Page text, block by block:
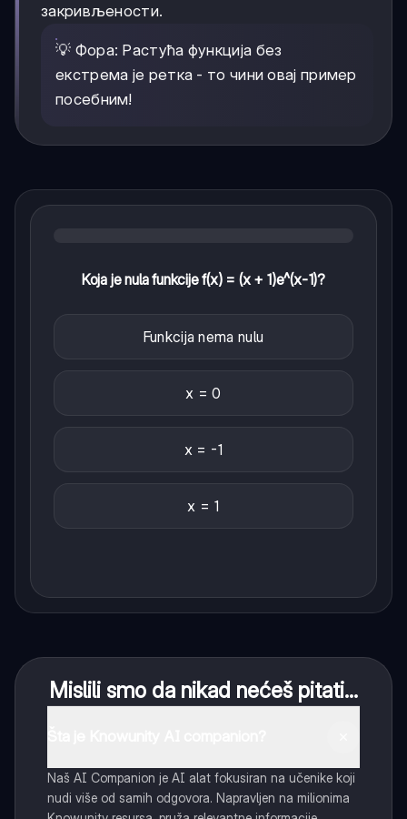
закривљености.
💡 Фора: Растућа функција без
екстрема је ретка - то чини овај пример
посебним!
Koja je nula funkcije f(x) = (x + 1)e^(x-1)?
Funkcija nema nulu
x = 0
x = -1
x = 1
Mislili smo da nikad nećeš pitati...
Naš AI Companion je AI alat fokusiran na učenike koji
nudi više od samih odgovora. Napravljen na milionima